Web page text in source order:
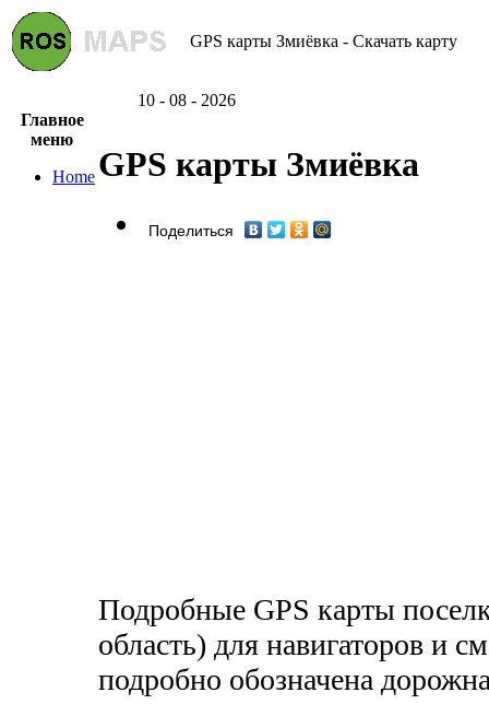
GPS карты Змиёвка - Скачать карту
10 - 08 - 2026
Главное
меню
Home GPS карты Змиёвка
Поделиться
Подробные GPS карты
область) для навигаторов и
подробно обозначена